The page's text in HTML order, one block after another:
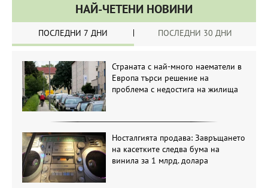
НАЙ-ЧЕТЕНИ НОВИНИ
ПОСЛЕДНИ 7 ДНИ ПОСЛЕДНИ 30 ДНИ
Страната с най-много наематели в
Европа търси решение на
проблема с недостига на жилища
Носталгията продава: Завръщането
на касетките следва бума на
винила за 1 млрд. долара